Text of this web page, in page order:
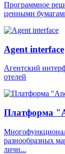
Программное
ценными
Agent interface
Агентский
отелей
Платформа
разнообразных
личн...